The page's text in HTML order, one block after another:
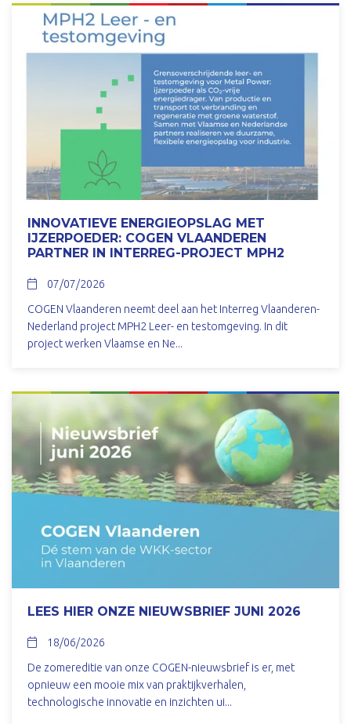
INNOVATIEVE ENERGIEOPSLAG MET
IJZERPOEDER: COGEN VLAANDEREN
PARTNER IN INTERREG-PROJECT MPH2
07/07/2026
COGEN Vlaanderen neemt deel aan het Interreg Vlaanderen-
Nederland project MPH2 Leer- en testomgeving. In dit
project werken Vlaamse en Ne...
LEES HIER ONZE NIEUWSBRIEF JUNI 2026
18/06/2026
De zomereditie van onze COGEN-nieuwsbrief is er, met
opnieuw een mooie mix van praktijkverhalen,
technologische innovatie en inzichten ui...